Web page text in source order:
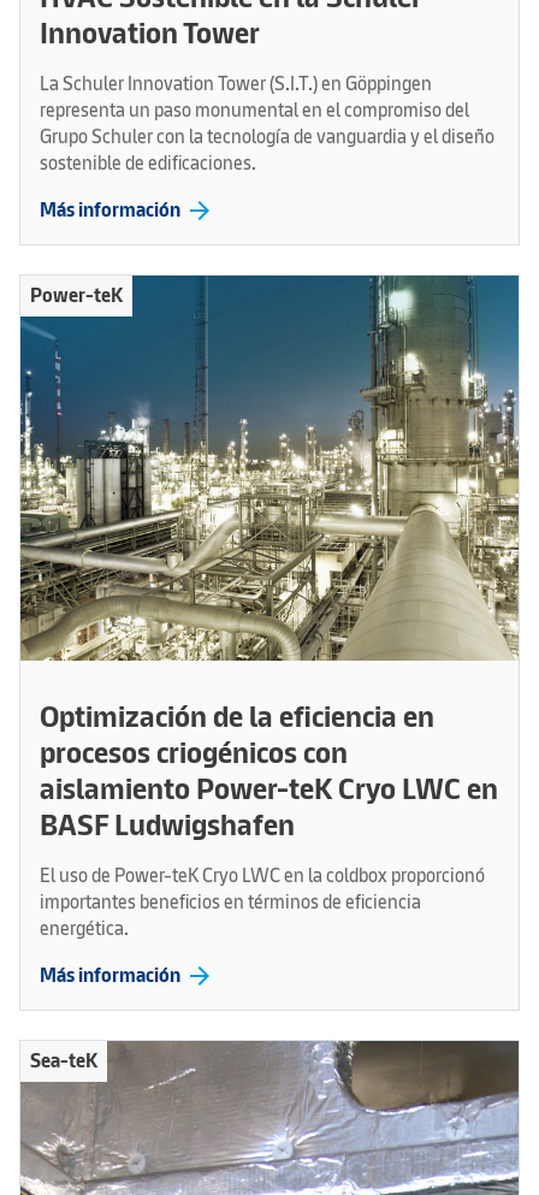
Innovation Tower
La Schuler Innovation Tower (S.I.T.) en Göppingen
representa un paso monumental en el compromiso del
Grupo Schuler con la tecnología de vanguardia y el diseño
sostenible de edificaciones.
Más información arrow_forward
Power-teK
Optimización de la eficiencia en
procesos criogénicos con
aislamiento Power-teK Cryo LWC en
BASF Ludwigshafen
El uso de Power-teK Cryo LWC en la coldbox proporcionó
importantes beneficios en términos de eficiencia
energética.
Más información arrow_forward
Sea-teK